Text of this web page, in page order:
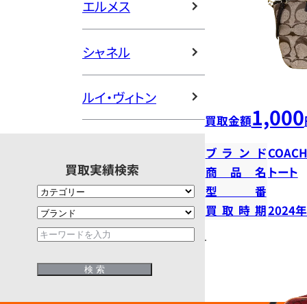
エルメス
シャネル
ルイ・ヴィトン
買取実績検索
買取金額1,000
ブランドCOACH
商品名 トート
型番
買取時期2024